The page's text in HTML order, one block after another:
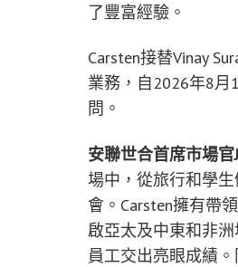
了豐富經驗。
Carsten接替Vinay
業務，自2026年8月
問。
安聯世合首席市場官
場中，從旅行和學
會。Carsten擁有帶
啟亞太及中東和非
員工交出亮眼成績